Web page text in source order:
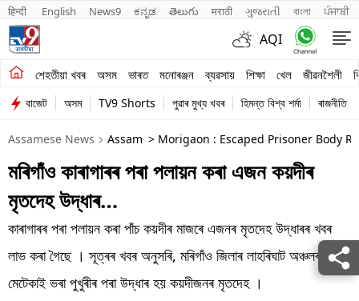
हिन्दी English News9 ಕನ್ನಡ తెలుగు मराठी ગુજરાતી বাংলা ਪੰਜਾਬੀ
AQI
শেহতীয়া খবৰ অসম ভাৰত মনোৰঞ্জন ব্যৱসায় শিক্ষা খেল জীৱনশৈলী
শেহতীয়া খবৰ
অসম
ভাৰত
মনোৰঞ্জন
ব্যৱসায়
শিক্ষা
খেল
বাজেট অসম TV9 Shorts পুৱাৰ মুখ্য খবৰ হিমন্ত বিশ্ব শৰ্মা ৰাজনীতি
Assamese News Assam > Morigaon : Escaped Prisoner Body
মৰিগাঁও কাৰাগাৰৰ পৰা পলায়ন কৰা এজন কয়দীৰ
মৃতদেহ উদ্ধাৰ…
কাৰাগাৰৰ পৰা পলায়ন কৰা পাঁচ কয়দীৰ মাজৰে এজনৰ মৃতদেহ উদ্ধাৰৰ খবৰ
লাভ কৰা গৈছে । সূত্ৰৰ খবৰ অনুসৰি, মৰিগাঁও জিলাৰ লাহৰিঘাট অঞ্চলৰ এটা
মেটেকাই ভৰা পুখুৰীৰ পৰা উদ্ধাৰ হয় কয়দীজনৰ মৃতদেহ ।